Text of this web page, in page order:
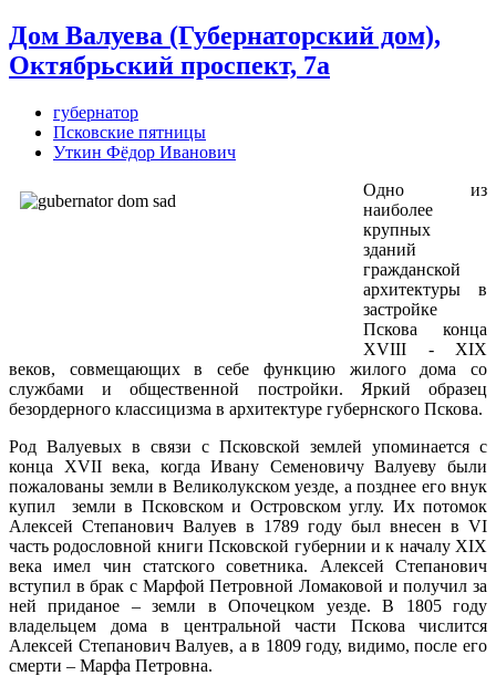
Дом Валуева (Губернаторский дом),
Октябрьский проспект, 7а
губернатор
Псковские пятницы
Уткин Фёдор Иванович
Одно из
наиболее
крупных
зданий
гражданской
архитектуры в
застройке
Пскова конца
XVIII - XIX
веков, совмещающих в себе функцию жилого дома со
службами и общественной постройки. Яркий образец
безордерного классицизма в архитектуре губернского Пскова.
Род Валуевых в связи с Псковской землей упоминается с
конца XVII века, когда Ивану Семеновичу Валуеву были
пожалованы земли в Великолукском уезде, а позднее его внук
купил земли в Псковском и Островском углу. Их потомок
Алексей Степанович Валуев в 1789 году был внесен в VI
часть родословной книги Псковской губернии и к началу XIX
века имел чин статского советника. Алексей Степанович
вступил в брак с Марфой Петровной Ломаковой и получил за
ней приданое – земли в Опочецком уезде. В 1805 году
владельцем дома в центральной части Пскова числится
Алексей Степанович Валуев, а в 1809 году, видимо, после его
смерти – Марфа Петровна.